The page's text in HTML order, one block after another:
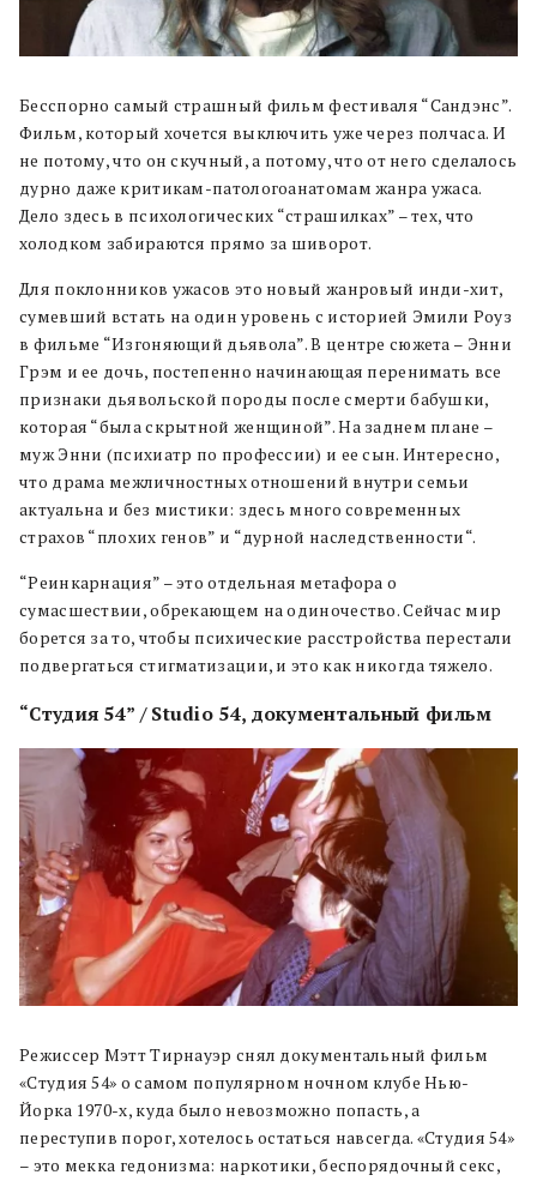
Бесспорно самый страшный фильм фестиваля “Сандэнс”.
Фильм, который хочется выключить уже через полчаса. И
не потому, что он скучный, а потому, что от него сделалось
дурно даже критикам-патологоанатомам жанра ужаса.
Дело здесь в психологических “страшилках” – тех, что
холодком забираются прямо за шиворот.
Для поклонников ужасов это новый жанровый инди-хит,
сумевший встать на один уровень с историей Эмили Роуз
в фильме “Изгоняющий дьявола”. В центре сюжета – Энни
Грэм и ее дочь, постепенно начинающая перенимать все
признаки дьявольской породы после смерти бабушки,
которая “была скрытной женщиной”. На заднем плане –
муж Энни (психиатр по профессии) и ее сын. Интересно,
что драма межличностных отношений внутри семьи
актуальна и без мистики: здесь много современных
страхов “плохих генов” и “дурной наследственности“.
“Реинкарнация” – это отдельная метафора о
сумасшествии, обрекающем на одиночество. Сейчас мир
борется за то, чтобы психические расстройства перестали
подвергаться стигматизации, и это как никогда тяжело.
“Студия 54” / Studio 54, документальный фильм
Режиссер Мэтт Тирнауэр снял документальный фильм
«Студия 54» о самом популярном ночном клубе Нью-
Йорка 1970-х, куда было невозможно попасть, а
переступив порог, хотелось остаться навсегда. «Студия 54»
– это мекка гедонизма: наркотики, беспорядочный секс,